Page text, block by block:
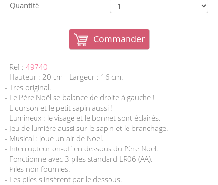
Quantité
Commander
- Ref : 49740
- Hauteur : 20 cm - Largeur : 16 cm.
- Très original.
- Le Père Noël se balance de droite à gauche !
- L'ourson et le petit sapin aussi !
- Lumineux : le visage et le bonnet sont éclairés.
- Jeu de lumière aussi sur le sapin et le branchage.
- Musical : joue un air de Noel.
- Interrupteur on-off en dessous du Père Noël.
- Fonctionne avec 3 piles standard LR06 (AA).
- Piles non fournies.
- Les piles s'insèrent par le dessous.